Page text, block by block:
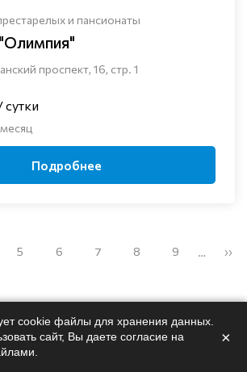
и пансионаты
проспект, 16, стр. 1
сутки
Подробнее
5 6 7 8 9 … ››
подобрать
cookie файлы для хранения данных.
сайт, Вы даете согласие на
×